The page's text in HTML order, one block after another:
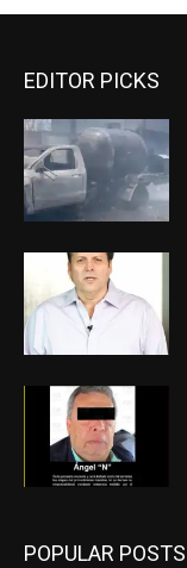
EDITOR PICKS
POPULAR POSTS